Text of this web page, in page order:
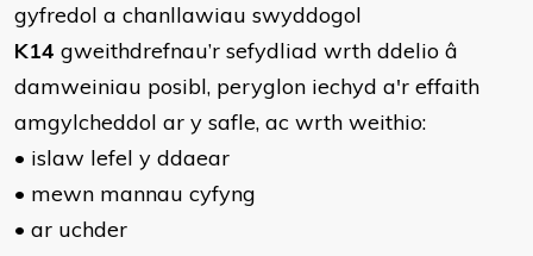
gyfredol a chanllawiau swyddogol
K14 gweithdrefnau’r sefydliad wrth ddelio â
damweiniau posibl, peryglon iechyd a'r effaith
amgylcheddol ar y safle, ac wrth weithio:
• islaw lefel y ddaear
• mewn mannau cyfyng
• ar uchder